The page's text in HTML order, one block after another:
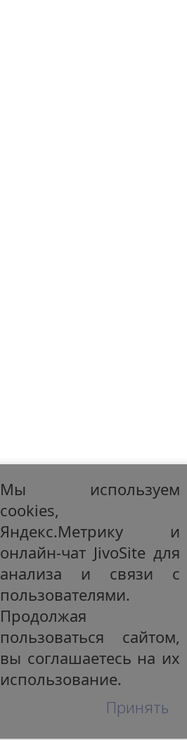
Мы используем
cookies,
Яндекс.Метрику и
онлайн-чат JivoSite для
анализа и связи с
пользователями.
Продолжая
пользоваться сайтом,
вы соглашаетесь на их
использование.
Принять